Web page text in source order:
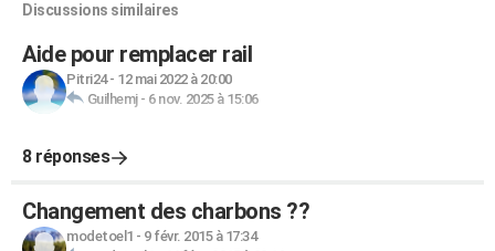
Discussions similaires
Aide pour remplacer rail
Pitri24- 12 mai 2022 à 20:00
Guilhemj- 6 nov. 2025 à 15:06
8 réponses
Changement des charbons ??
modetoel1 - 9 févr. 2015 à 17:34